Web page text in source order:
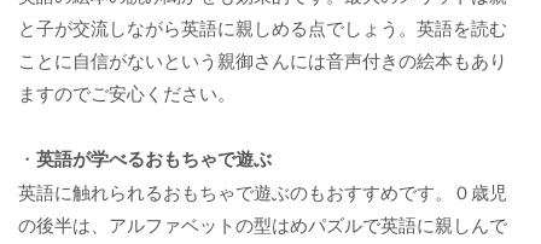
と子が交流しながら英語に親しめる点でしょう。英語を読む
ことに自信がないという親御さんには音声付きの絵本もあり
ますのでご安心ください。
・ 英語が学べるおもちゃで遊ぶ
英語に触れられるおもちゃで遊ぶのもおすすめです。０歳児
の後半は、アルファベットの型はめパズルで英語に親しんで